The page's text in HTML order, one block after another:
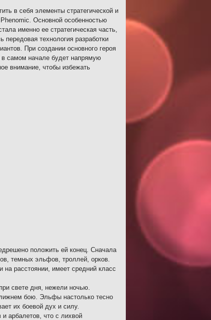
в себя элементы стратегической и
Основной особенностью
именно ее стратегическая часть,
передовая технология разработки
При создании основного героя
в самом начале будет напрямую
внимание, чтобы избежать
положить ей конец. Сначала
темных эльфов, троллей, орков.
расстоянии, имеет средний класс
свете дня, нежели ночью.
бою. Эльфы настолько тесно
их боевой дух и силу.
арбалетов, что с лихвой